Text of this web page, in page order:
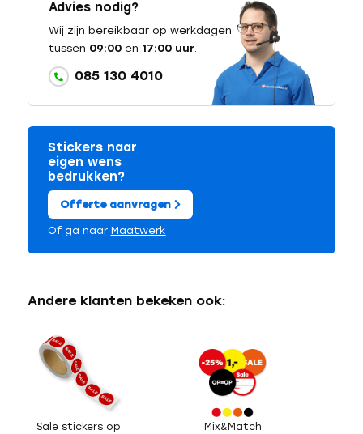
Advies nodig?
Wij zijn bereikbaar op werkdagen
tussen 09:00en 17:00 uur.
085 130 4010
Stickers naar
eigen wens
bedrukken?
Offerte aanvragen
Of ga naar Maatwerk
Andere klanten bekeken ook:
Sale stickers op
Mix&Match